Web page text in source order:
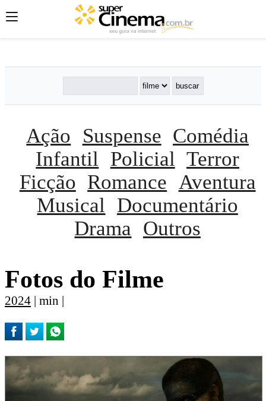
';';
Ação Suspense Comédia
Infantil
Policial Terror
Ficção Romance Aventura
Musical
Documentário
Drama
Outros
Fotos do Filme
2024 | min |